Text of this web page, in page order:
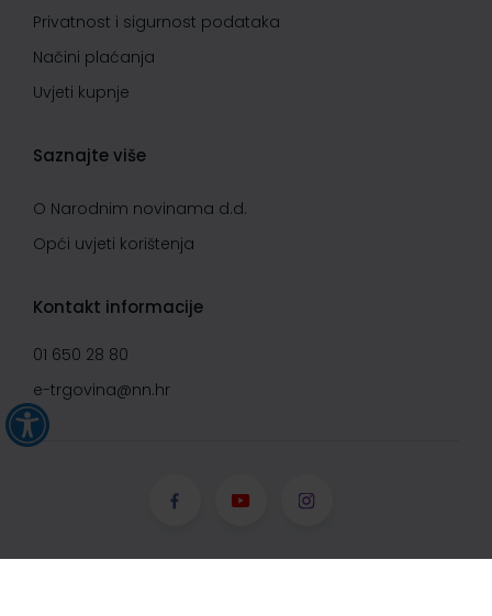
Privatnost i sigurnost podataka
Načini plaćanja
Uvjeti kupnje
Saznajte više
O Narodnim novinama d.d.
Opći uvjeti korištenja
Kontakt informacije
01 650 28 80
e-trgovina@nn.hr